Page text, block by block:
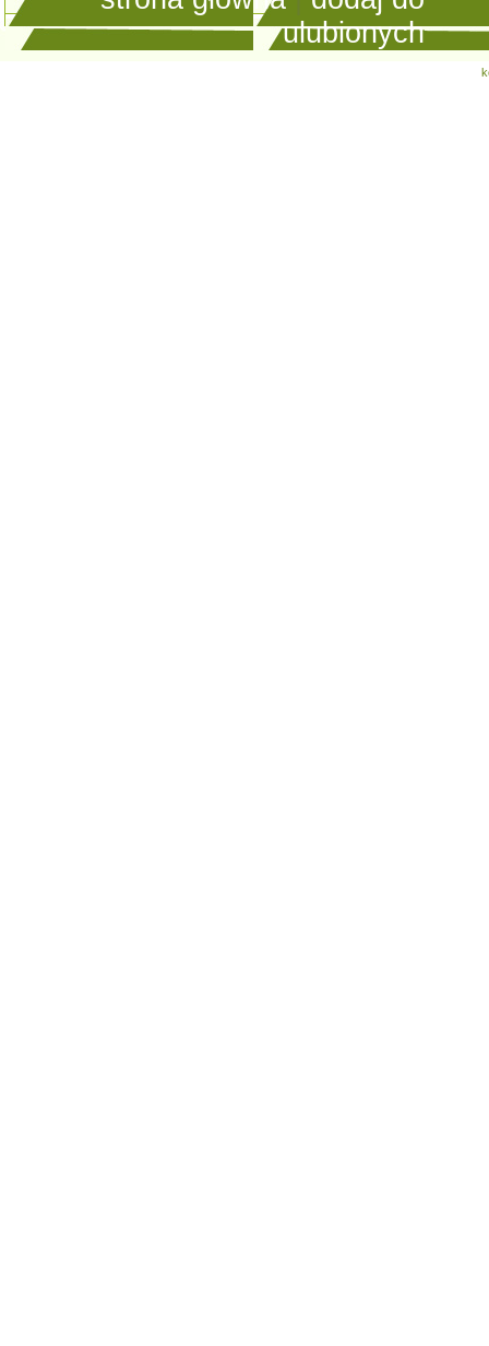
ulubionych